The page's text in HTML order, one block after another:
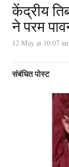
केंद्रीय
ने परम
12 May at 10:07
संबंधित पोस्ट